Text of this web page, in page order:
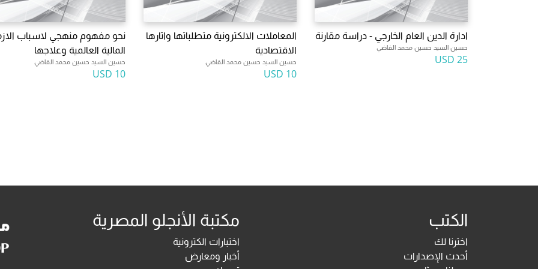
ادارة الدين العام الخارجي - دراسة مقارنة
حسين السيد حسين محمد القاضي
25 USD
المعاملات الالكترونية متطلباتها واثارها
الاقتصادية
حسين السيد حسين محمد القاضي
10 USD
نحو مفهوم منهجي لاسباب
المالية العالمية وعلاجها
حسين السيد حسين محمد القاضي
10 USD
الكتب
اخترنا لك
أحدث الإصدارات
مكتبة الأنجلو المصرية
اختبارات الكترونية
أخبار ومعارض